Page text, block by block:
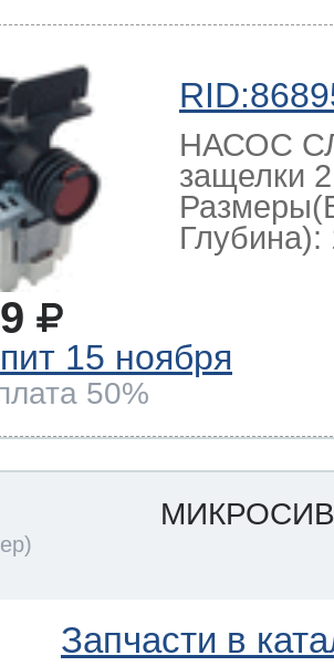
НАСОС
защелки
Глубина):
15 ноября
50%
Запчасти в